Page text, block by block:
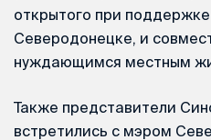
открытого при
Северодонецке, и
нуждающимся местным
Также представители
встретились с мэром